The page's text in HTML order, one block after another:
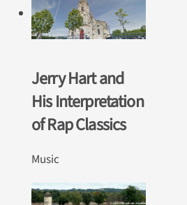
Jerry Hart and
His Interpretation
of Rap Classics
Music